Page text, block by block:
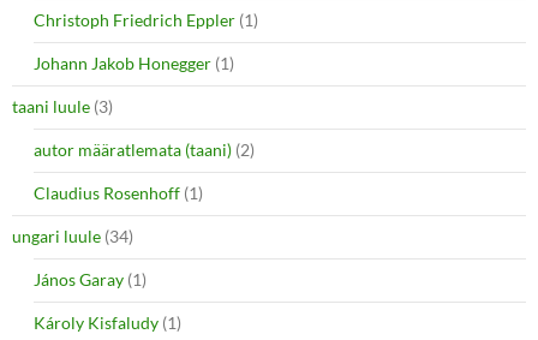
Christoph Friedrich Eppler (1)
Johann Jakob Honegger (1)
taani luule (3)
autor määratlemata (taani) (2)
Claudius Rosenhoff (1)
ungari luule (34)
János Garay (1)
Károly Kisfaludy (1)